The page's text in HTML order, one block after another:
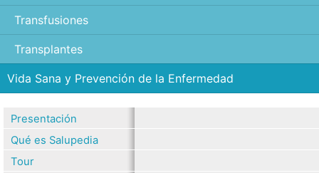
Transfusiones
Transplantes
Vida Sana y Prevención de la Enfermedad
Presentación
Qué es Salupedia
Tour